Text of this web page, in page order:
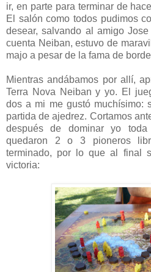
ir, en parte para terminar de
El salón como todos pudimos
desear, salvando al amigo
cuenta Neiban, estuvo de
majo a pesar de la fama de
Mientras andábamos por allí,
Terra Nova Neiban y yo. El
dos a mi me gustó muchísimo:
partida de ajedrez. Cortamos
después de dominar yo
quedaron 2 o 3 pioneros
terminado, por lo que al final
victoria: